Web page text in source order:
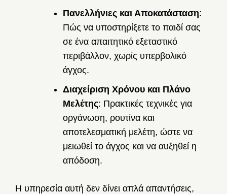
Πανελλήνιες και Αποκατάσταση:
Πώς να υποστηρίξετε το παιδί σας
σε ένα απαιτητικό εξεταστικό
περιβάλλον, χωρίς υπερβολικό
άγχος.
Διαχείριση Χρόνου και Πλάνο
Μελέτης: Πρακτικές τεχνικές για
οργάνωση, ρουτίνα και
αποτελεσματική μελέτη, ώστε να
μειωθεί το άγχος και να αυξηθεί η
απόδοση.
Η υπηρεσία αυτή δεν δίνει απλά απαντήσεις,